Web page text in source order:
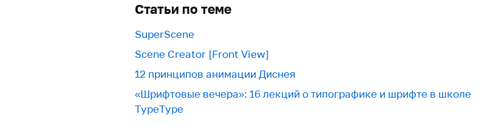
Статьи по теме
SuperScene
Scene Creator [Front View]
12 принципов анимации Диснея
«Шрифтовые вечера»: 16 лекций о типографике и шрифте в школе
TypeType